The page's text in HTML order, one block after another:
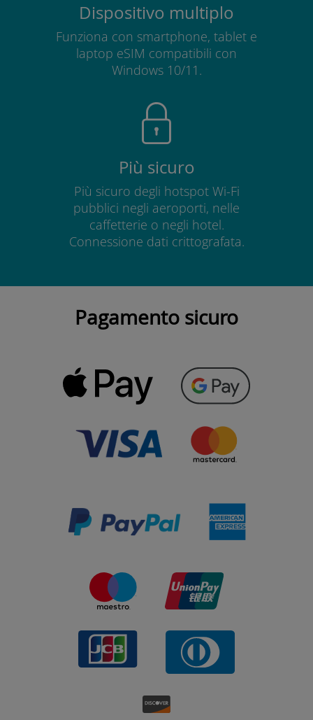
Dispositivo multiplo
Funziona con smartphone, tablet e
laptop eSIM compatibili con
Windows 10/11.
Più sicuro
Più sicuro degli hotspot Wi-Fi
pubblici negli aeroporti, nelle
caffetterie o negli hotel.
Connessione dati crittografata.
Pagamento sicuro